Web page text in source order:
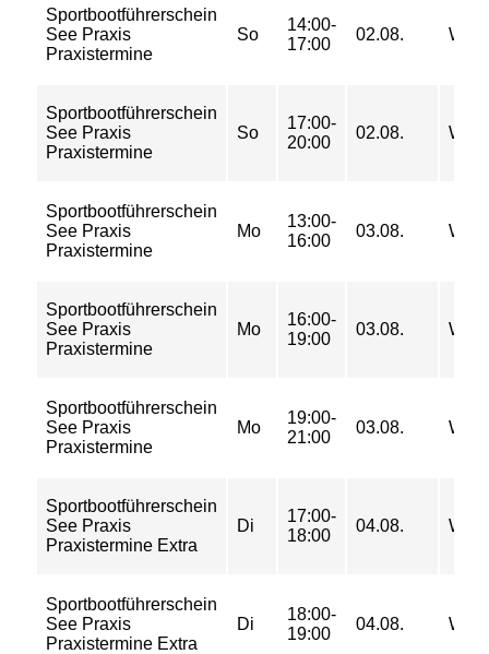
Sportbootführerschein
See Praxis
Praxistermine
So
14:00-
17:00
02.08. WSZ
Sportbootführerschein
See Praxis
Praxistermine
So
17:00-
20:00
02.08. WSZ
Sportbootführerschein
See Praxis
Praxistermine
Mo
13:00-
16:00
03.08. WSZ
Sportbootführerschein
See Praxis
Praxistermine
Mo
16:00-
19:00
03.08. WSZ
Sportbootführerschein
See Praxis
Praxistermine
Mo
19:00-
21:00
03.08. WSZ
Sportbootführerschein
See Praxis
Praxistermine Extra
Di
17:00-
18:00
04.08. WSZ
Sportbootführerschein
See Praxis
Praxistermine Extra
Di
18:00-
19:00
04.08. WSZ